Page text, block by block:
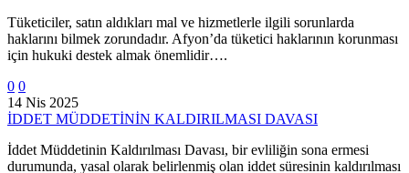
Tüketiciler, satın aldıkları mal ve hizmetlerle ilgili sorunlarda
haklarını bilmek zorundadır. Afyon’da tüketici haklarının korunması
için hukuki destek almak önemlidir….
0 0
14 Nis 2025
İDDET MÜDDETİNİN KALDIRILMASI DAVASI
İddet Müddetinin Kaldırılması Davası, bir evliliğin sona ermesi
durumunda, yasal olarak belirlenmiş olan iddet süresinin kaldırılması